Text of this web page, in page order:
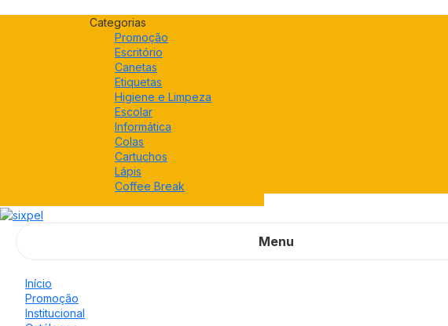
Categorias
Promoção
Escritório
Canetas
Etiquetas
Higiene e Limpeza
Escolar
Informática
Colas
Cartuchos
Lápis
Coffee Break
Menu
Início
Promoção
Institucional